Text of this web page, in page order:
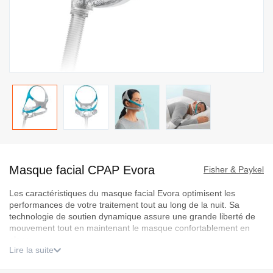
début
la
Galerie
d’images
Fisher & Paykel
Masque facial CPAP Evora
Les caractéristiques du masque facial Evora optimisent les
performances de votre traitement tout au long de la nuit. Sa
technologie de soutien dynamique assure une grande liberté de
mouvement tout en maintenant le masque confortablement en
Lire la suite